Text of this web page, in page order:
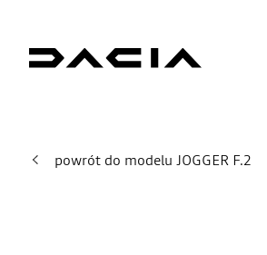
powrót do modelu JOGGER F.2